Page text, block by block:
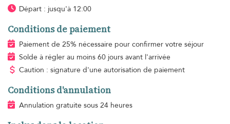
Départ : jusqu'à 12:00
Conditions de paiement
Paiement de 25% nécessaire pour confirmer votre séjour
Solde à régler au moins 60 jours avant l'arrivée
Caution : signature d'une autorisation de paiement
Conditions d'annulation
Annulation gratuite sous 24 heures